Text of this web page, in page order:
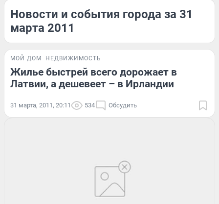
Новости и события города за 31
марта 2011
МОЙ ДОМ НЕДВИЖИМОСТЬ
Жилье быстрей всего дорожает в
Латвии, а дешевеет – в Ирландии
31 марта, 2011, 20:11 534 Обсудить